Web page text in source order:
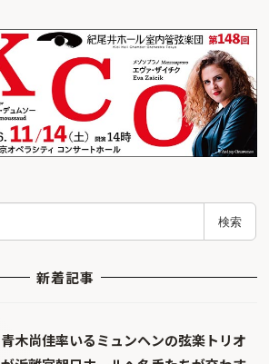
検索
新着記事
青木尚佳率いるミュンヘンの弦楽トリオ